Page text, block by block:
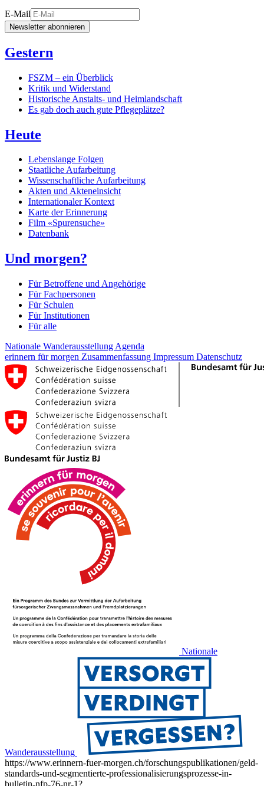
E-Mail
Newsletter abonnieren
Gestern
FSZM – ein Überblick
Kritik und Widerstand
Historische Anstalts- und Heimlandschaft
Es gab doch auch gute Pflegeplätze?
Heute
Lebenslange Folgen
Staatliche Aufarbeitung
Wissenschaftliche Aufarbeitung
Akten und Akteneinsicht
Internationaler Kontext
Karte der Erinnerung
Film «Spurensuche»
Datenbank
Und morgen?
Für Betroffene und Angehörige
Für Fachpersonen
Für Schulen
Für Institutionen
Für alle
Nationale Wanderausstellung Agenda
erinnern für morgen Zusammenfassung Impressum Datenschutz
Nationale
Wanderausstellung
https://www.erinnern-fuer-morgen.ch/forschungspublikationen/geld-
standards-und-segmentierte-professionalisierungsprozesse-in-